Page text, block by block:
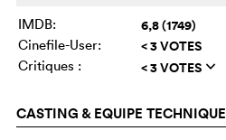
IMDB:
6,8 (1749)
Cinefile-User: < 3 VOTES
Critiques : < 3 VOTES q
CASTING & EQUIPE TECHNIQUE